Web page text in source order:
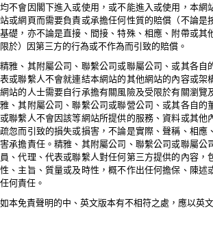
均不會因閣下進入或使用，或不能進入或使用，本網
站或網頁而需要負責或承擔任何性質的賠償（不論是
基礎，亦不論是直接、間接、特殊、相應、附帶或其
限於）因第三方的行為或不作為而引致的賠償。
精雅、其附屬公司、聯繫公司或聯屬公司、或其各自
表或聯繫人不會就連結本網站的其他網站的內容或架
網站的人士需要自行承擔有關風險及受限於有關瀏覽
雅、其附屬公司、聯繫公司或聯營公司、或其各自的
或聯繫人不會因該等網站所提供的服務、資料或其他
疏忽而引致的損失或損害，不論是實際、聲稱、相應
害承擔責任。精雅、其附屬公司、聯繫公司或聯屬公
員、代理、代表或聯繫人對任何第三方提供的內容，
性、主旨、質量或及時性，概不作出任何擔保、陳述
任何責任。
如本免責聲明的中、英文版本有不相符之處，應以英